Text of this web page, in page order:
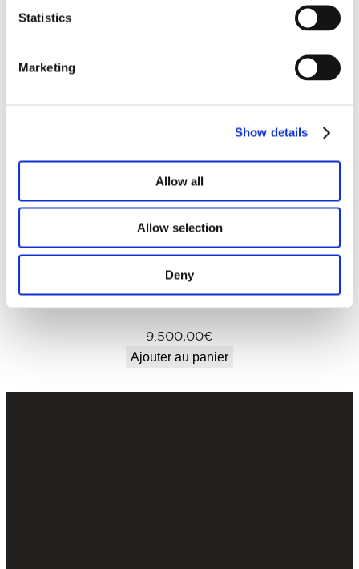
Statistics
Marketing
Show details
Allow all
Allow selection
Deny
9.500,00€
Ajouter au panier